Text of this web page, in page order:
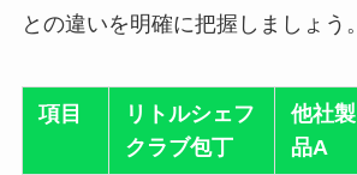
との違いを明確に把握しましょう。
項目
リトルシェフ
クラブ包丁
他社製
品A